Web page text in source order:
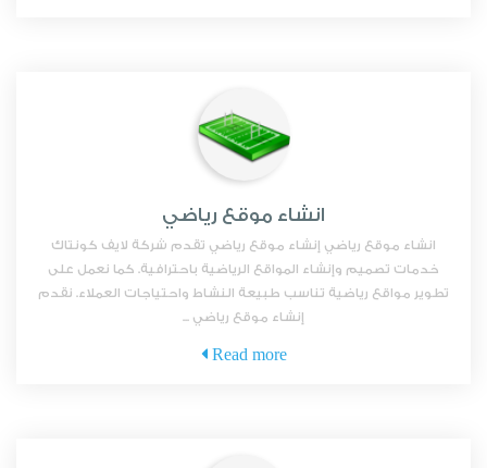
انشاء موقع رياضي
انشاء موقع رياضي إنشاء موقع رياضي تقدم شركة لايف كونتاك
خدمات تصميم وإنشاء المواقع الرياضية باحترافية. كما نعمل على
تطوير مواقع رياضية تناسب طبيعة النشاط واحتياجات العملاء. نقدم
إنشاء موقع رياضي ...
Read more